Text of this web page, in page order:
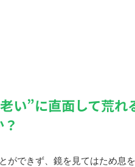
い”に直面して荒れ
ができず、鏡を見てはため息